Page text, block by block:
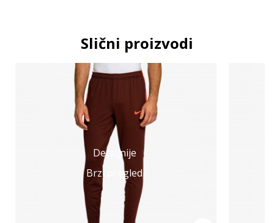
Slični proizvodi
Detaljnije
Brzi pregled